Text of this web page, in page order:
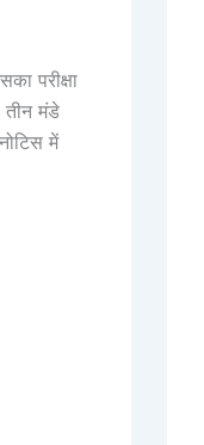
परीक्षा
तीन मंडे
में